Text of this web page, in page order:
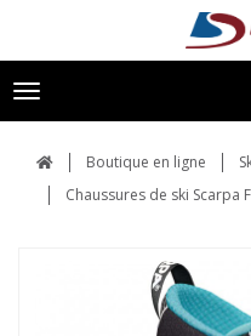
Toggle
navigation
Boutique en ligne
Chaussures de ski Scarpa